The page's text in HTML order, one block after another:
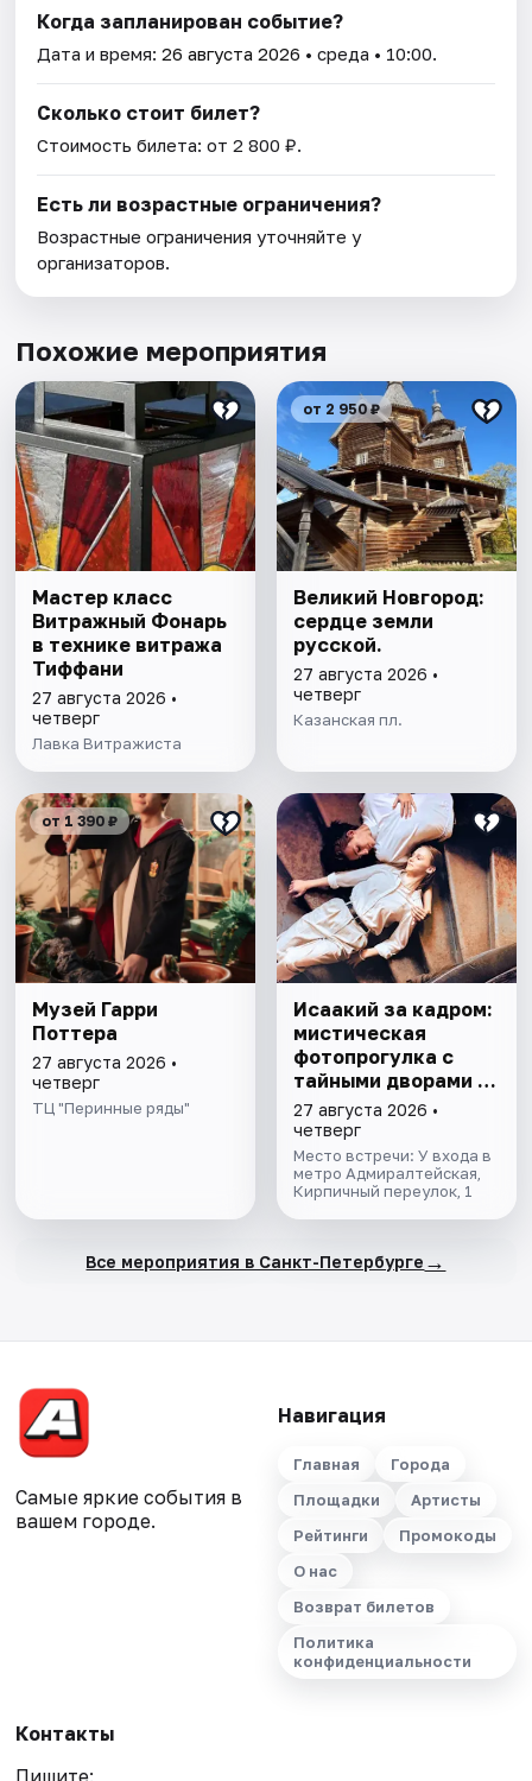
Когда запланирован событие?
Дата и время:26 августа 2026 • среда • 10:00.
Сколько стоит билет?
Стоимость билета: от 2 800 ₽.
Есть ли возрастные ограничения?
Возрастные ограничения уточняйте у
организаторов.
Похожие мероприятия
Мастер класс
Витражный Фонарь
в технике витража
Тиффани
27 августа 2026 •
четверг
Лавка Витражиста
от 2 950 ₽
Великий Новгород:
сердце земли
русской.
27 августа 2026 •
четверг
Казанская пл.
от 1 390 ₽
Музей Гарри
Поттера
27 августа 2026 •
четверг
ТЦ "Перинные ряды"
Исаакий за кадром:
мистическая
фотопрогулка с
тайными дворами и
колоннадой
27 августа 2026 •
четверг
Место встречи: У входа в
метро Адмиралтейская,
Кирпичный переулок, 1
Все мероприятия в Санкт-Петербурге →
Самые яркие события в
вашем городе.
Навигация
Главная
Города
Площадки
Артисты
Рейтинги
Промокоды
О нас
Возврат билетов
Политика
конфиденциальности
Контакты